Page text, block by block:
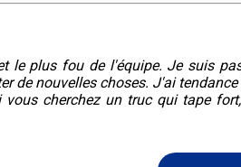
le plus fou de l'équipe. Je suis
de nouvelles choses. J'ai
cherchez un truc qui tape